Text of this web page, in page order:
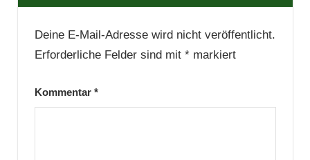
Deine E-Mail-Adresse wird nicht veröffentlicht.
Erforderliche Felder sind mit *markiert
Kommentar *